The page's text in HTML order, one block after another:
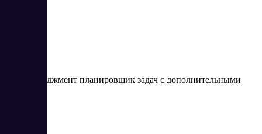
Хаос-менеджмент планировщик задач с дополнительными